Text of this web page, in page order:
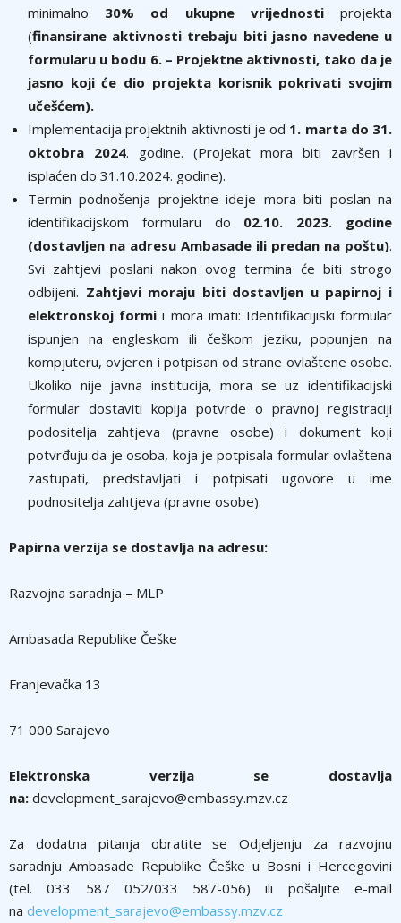
minimalno 30% od ukupne vrijednostiprojekta
(finansirane aktivnosti trebaju biti jasno navedene u
formularu u bodu 6. – Projektne aktivnosti, tako da je
jasno koji će dio projekta korisnik pokrivati svojim
učešćem).
Implementacija projektnih aktivnosti je od 1. marta do 31.
oktobra 2024. godine. (Projekat mora biti završen i
isplaćen do 31.10.2024. godine).
Termin podnošenja projektne ideje mora biti poslan na
identifikacijskom formularu do 02.10. 2023. godine
(dostavljen na adresu Ambasade ili predan na poštu).
Svi zahtjevi poslani nakon ovog termina će biti strogo
odbijeni. Zahtjevi moraju biti dostavljen u papirnoj i
elektronskoj formi i mora imati: Identifikacijiski formular
ispunjen na engleskom ili češkom jeziku, popunjen na
kompjuteru, ovjeren i potpisan od strane ovlaštene osobe.
Ukoliko nije javna institucija, mora se uz identifikacijski
formular dostaviti kopija potvrde o pravnoj registraciji
podositelja zahtjeva (pravne osobe) i dokument koji
potvrđuju da je osoba, koja je potpisala formular ovlaštena
zastupati, predstavljati i potpisati ugovore u ime
podnositelja zahtjeva (pravne osobe).
Papirna verzija se dostavlja na adresu:
Razvojna saradnja – MLP
Ambasada Republike Češke
Franjevačka 13
71 000 Sarajevo
Elektronska verzija se dostavlja
na: development_sarajevo@embassy.mzv.cz
Za dodatna pitanja obratite se Odjeljenju za razvojnu
saradnju Ambasade Republike Češke u Bosni i Hercegovini
(tel. 033 587 052/033 587-056) ili pošaljite e-mail
na development_sarajevo@embassy.mzv.cz